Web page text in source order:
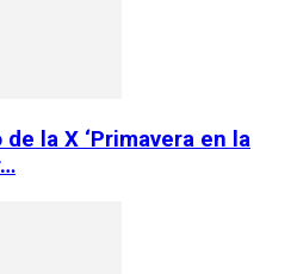
la X ‘Primavera en la